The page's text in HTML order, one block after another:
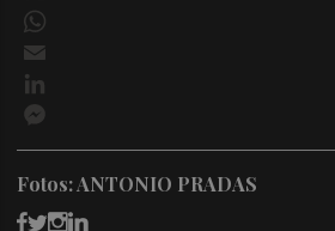
Fotos: ANTONIO PRADAS